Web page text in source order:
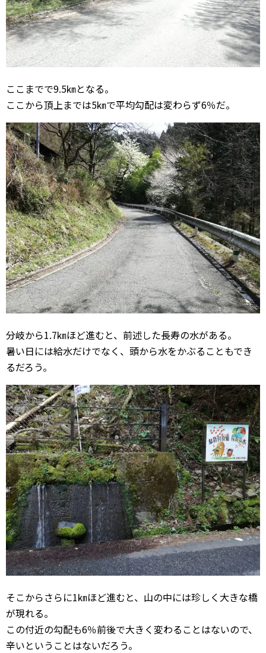
ここまでで9.5㎞となる。
ここから頂上までは5㎞で平均勾配は変わらず6％だ。
分岐から1.7㎞ほど進むと、前述した長寿の水がある。
暑い日には給水だけでなく、頭から水をかぶることもでき
るだろう。
そこからさらに1㎞ほど進むと、山の中には珍しく大きな橋
が現れる。
この付近の勾配も6％前後で大きく変わることはないので、
辛いということはないだろう。